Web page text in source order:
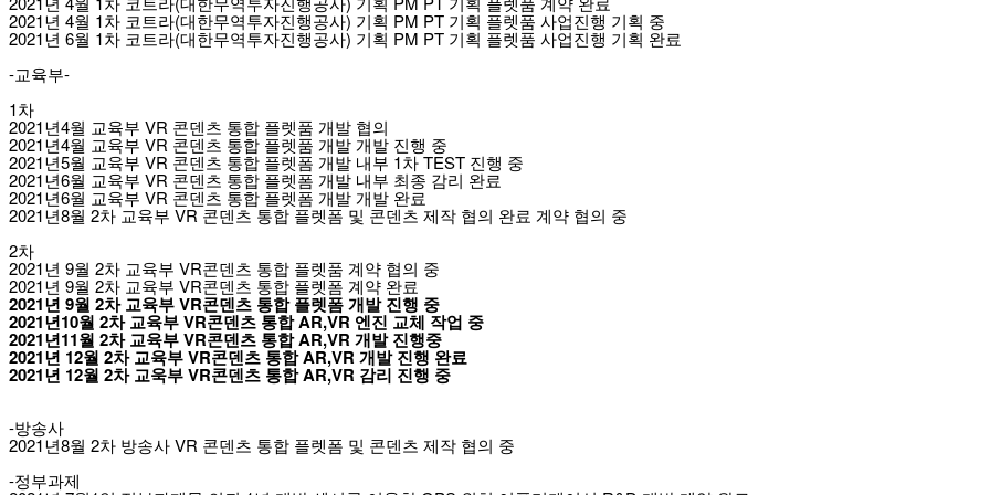
2021년 4월 1차 코트라(대한무역투자진행공사) 기획 PM PT 기획 플렛품 사업진행 기획 중
2021년 6월 1차 코트라(대한무역투자진행공사) 기획 PM PT 기획 플렛품 사업진행 기획 완료
-교육부-
1차
2021년4월 교육부 VR 콘덴츠 통합 플렛품 개발 협의
2021년4월 교육부 VR 콘덴츠 통합 플렛품 개발 개발 진행 중
​2021년5월 교육부 VR 콘덴츠 통합 플렛폼 개발 내부 1차 TEST 진행 중
​2021년6월 교육부 VR 콘덴츠 통합 플렛폼 개발 내부 최종 감리 완료
2021년6월 교육부 VR 콘덴츠 통합 플렛폼 개발 개발 완료
2021년8월 2차 교육부 VR 콘덴츠 통합 플렛폼 및 콘덴츠 제작 협의 완료 계약 협의 중
2차
2021년 9월 2차 교육부 VR콘덴츠 통합 플렛품 계약 협의 중
2021년 9월 2차 교육부 VR콘덴츠 통합 플렛폼 계약 완료
2021년 9월 2차 교육부 VR콘덴츠 통합 플렛폼 개발 진행 중
2021년10월 2차 교육부 VR콘덴츠 통합 AR,VR 엔진 교체 작업 중
2021년11월 2차 교육부 VR콘덴츠 통합 AR,VR 개발 진행중
2021년 12월 2차 교육부 VR콘덴츠 통합 AR,VR 개발 진행 완료
2021년 12월 2차 교욱부 VR콘덴츠 통합 AR,VR 감리 진행 중
-방송사
2021년8월 2차 방송사 VR 콘덴츠 통합 플렛폼 및 콘덴츠 제작 협의 중
-정부과제